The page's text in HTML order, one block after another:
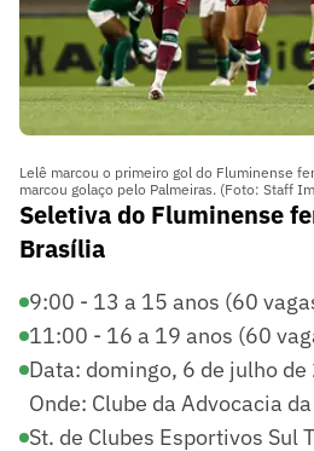
Lelê marcou o primeiro gol do Fluminense
marcou golaço pelo Palmeiras. (Foto: Staff
Seletiva do Fluminense
Brasília
9:00 - 13 a 15 anos (60
11:00 - 16 a 19 anos (60
Data: domingo, 6 de julho
Onde: Clube da Advocacia
St. de Clubes Esportivos Sul